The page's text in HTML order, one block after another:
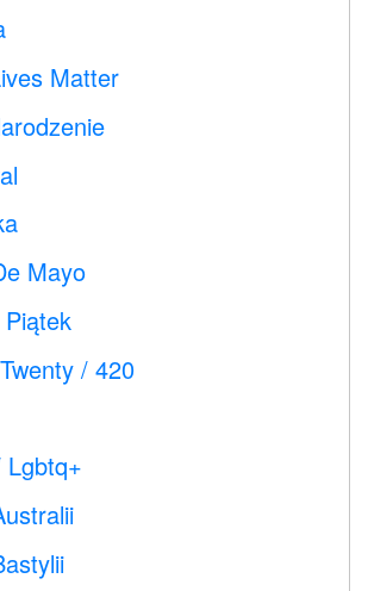
Matter
Mayo
/ 420
Lgbtq+